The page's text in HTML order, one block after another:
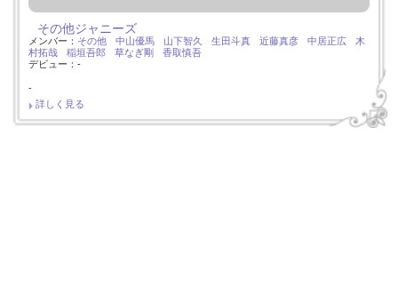
その他ジャニーズ
メンバー： その他 中山優馬 山下智久 生田斗真 近藤真彦 中居正広
木
村拓哉
稲垣吾郎 草なぎ剛
香取慎吾
デビュー：-
-
詳しく見る